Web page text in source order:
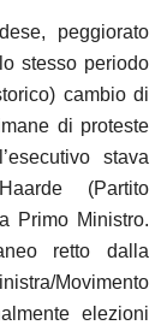
peggiorato
stesso periodo
cambio di
di proteste
stava
(Partito
Primo Ministro.
retto dalla
Movimento
elezioni